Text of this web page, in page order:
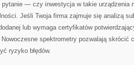
pytanie — czy inwestycja w takie urządzenia
Jeśli Twoja firma zajmuje się analizą
lub wymaga certyfikatów
spektrometry pozwalają skrócić
ryzyko błędów.